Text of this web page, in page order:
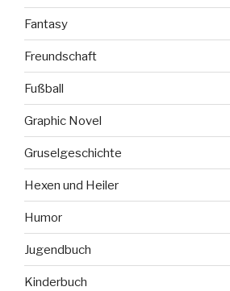
Fantasy
Freundschaft
Fußball
Graphic Novel
Gruselgeschichte
Hexen und Heiler
Humor
Jugendbuch
Kinderbuch